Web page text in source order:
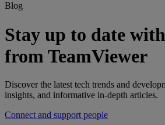
Blog
Stay up to date
from TeamViewer
Discover the latest tech trends and
insights, and informative in-depth articles.
Connect and support people